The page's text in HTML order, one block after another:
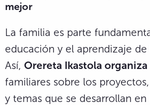
mejor
La familia es parte
educación y el aprendizaje
Así, Orereta Ikastola organiza
familiares sobre los
y temas que se desarrollan en